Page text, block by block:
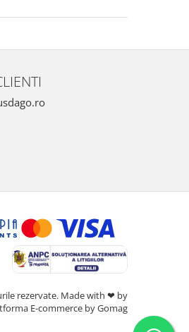
rezervate. Made with ❤ by
E-commerce by Gomag